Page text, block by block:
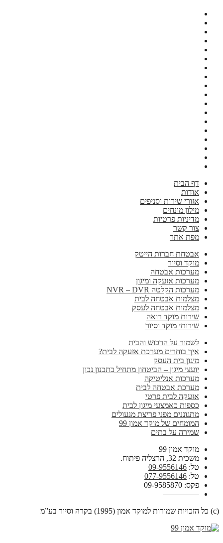
דף הבית
אודות
אזורי שירות וסניפים
מילון מונחים
מדיניות פרטיות
צור קשר
מפת אתר
אבטחת חברות הייטק
מוקד וסיור
מערכות אבטחה
מערכות אזעקה ומיגון
מערכות הקלטה NVR – DVR
מצלמות אבטחה לבית
מצלמות אבטחה לעסק
שירות מוקד רואה
שירותי מוקד וסיור
לשמור על הרכוש והבית
איך בוחרים מערכת אזעקה לבית?
מיגון בית העסק
יועצי מיגון – הביטחון מתחיל בתכנון נכון
מערכות אנליטיקה
מערכת אבטחה לבית
אזעקה לבית פרטי
כספות כאמצעי מיגון לבית
מתגוננים מפני פריצת מנעולים
המומחים של מוקד אמון 99
שמירה על בתים
מוקד אמון 99
משכית 32, הרצליה פיתוח.
טל: 09-9556146
טל: 077-9556146
פקס: 09-9585870
————–
(c) כל הזכויות שמורות למוקד אמון (1995) בקרה וסיור בע”מ